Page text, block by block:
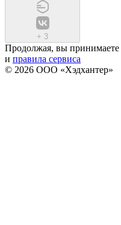
+ 3
Продолжая, вы принимаете
и правила сервиса
© 2026 ООО «Хэдхантер»